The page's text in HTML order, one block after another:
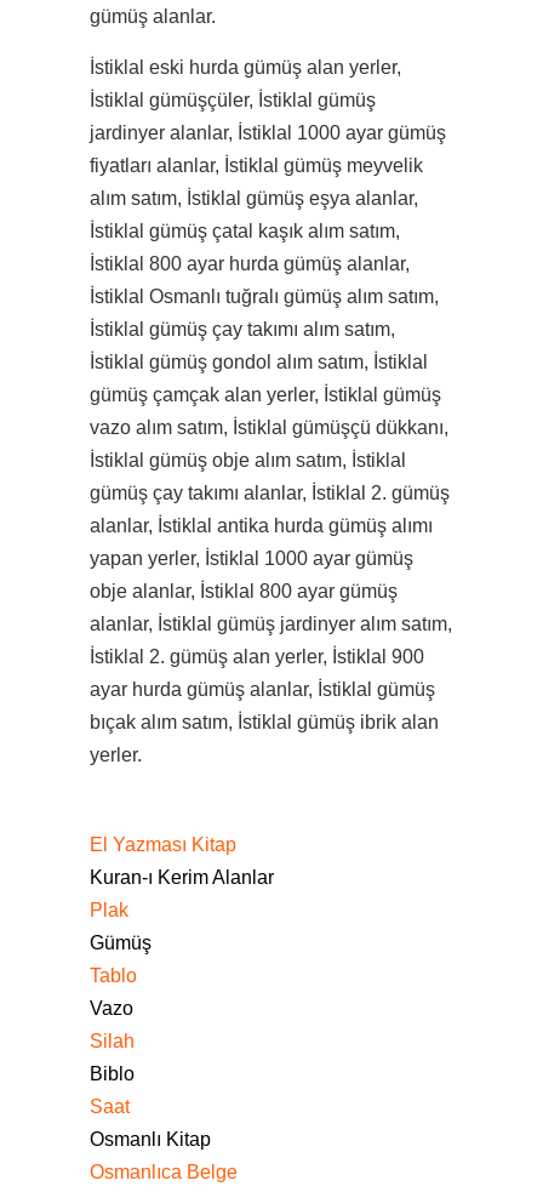
gümüş alanlar.
İstiklal eski hurda gümüş alan yerler,
İstiklal gümüşçüler, İstiklal gümüş
jardinyer alanlar, İstiklal 1000 ayar gümüş
fiyatları alanlar, İstiklal gümüş meyvelik
alım satım, İstiklal gümüş eşya alanlar,
İstiklal gümüş çatal kaşık alım satım,
İstiklal 800 ayar hurda gümüş alanlar,
İstiklal Osmanlı tuğralı gümüş alım satım,
İstiklal gümüş çay takımı alım satım,
İstiklal gümüş gondol alım satım, İstiklal
gümüş çamçak alan yerler, İstiklal gümüş
vazo alım satım, İstiklal gümüşçü dükkanı,
İstiklal gümüş obje alım satım, İstiklal
gümüş çay takımı alanlar, İstiklal 2. gümüş
alanlar, İstiklal antika hurda gümüş alımı
yapan yerler, İstiklal 1000 ayar gümüş
obje alanlar, İstiklal 800 ayar gümüş
alanlar, İstiklal gümüş jardinyer alım satım,
İstiklal 2. gümüş alan yerler, İstiklal 900
ayar hurda gümüş alanlar, İstiklal gümüş
bıçak alım satım, İstiklal gümüş ibrik alan
yerler.
El Yazması Kitap
Kuran-ı Kerim Alanlar
Plak
Gümüş
Tablo
Vazo
Silah
Biblo
Saat
Osmanlı Kitap
Osmanlıca Belge